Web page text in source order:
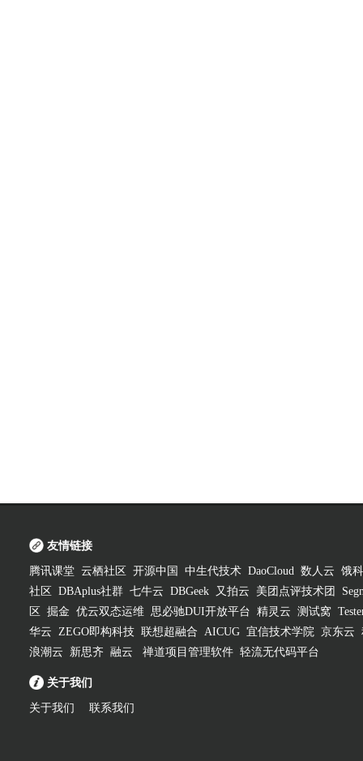
友情链接
腾讯课堂 云栖社区 开源中国 中生代技术 DaoCloud 数人云 饿
社区
DBAplus社群 七牛云 DBGeek 又拍云 美团点评技术团
区
掘金 优云双态运维 思必驰DUI开放平台 精灵云 测试窝
华云 ZEGO即构科技 联想超融合 AICUG 宜信技术学院 京东云
浪潮云
新思齐 融云 禅道项目管理软件 轻流无代码平台
关于我们
关于我们 联系我们